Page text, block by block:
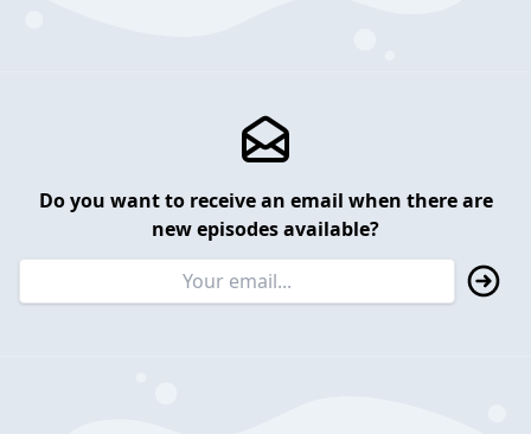
Do you want to receive an email when there are
new episodes available?